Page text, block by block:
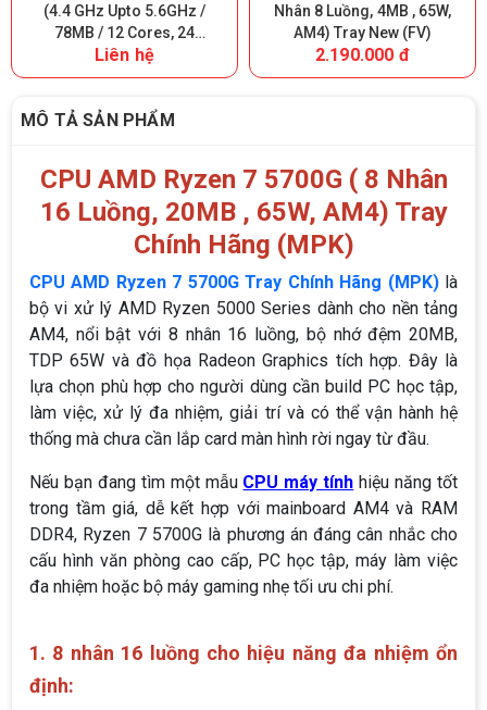
(4.4 GHz Upto 5.6GHz /
78MB / 12 Cores, 24
Threads / 120W / Socket
AM5) TRAY (FV)
Liên hệ
Nhân 8 Luồng, 4MB , 65W,
AM4) Tray New (FV)
2.190.000 đ
MÔ TẢ SẢN PHẨM
CPU AMD Ryzen 7 5700G ( 8 Nhân
16 Luồng, 20MB , 65W, AM4) Tray
Chính Hãng (MPK)
CPU AMD Ryzen 7 5700G Tray Chính Hãng (MPK)là
bộ vi xử lý AMD Ryzen 5000 Series dành cho nền tảng
AM4, nổi bật với 8 nhân 16 luồng, bộ nhớ đệm 20MB,
TDP 65W và đồ họa Radeon Graphics tích hợp. Đây là
lựa chọn phù hợp cho người dùng cần build PC học tập,
làm việc, xử lý đa nhiệm, giải trí và có thể vận hành hệ
thống mà chưa cần lắp card màn hình rời ngay từ đầu.
Nếu bạn đang tìm một mẫu CPU máy tính hiệu năng tốt
trong tầm giá, dễ kết hợp với mainboard AM4 và RAM
DDR4, Ryzen 7 5700G là phương án đáng cân nhắc cho
cấu hình văn phòng cao cấp, PC học tập, máy làm việc
đa nhiệm hoặc bộ máy gaming nhẹ tối ưu chi phí.
1. 8 nhân 16 luồng cho hiệu năng đa nhiệm ổn
định: